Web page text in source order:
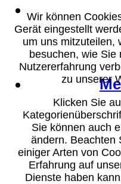
Wir können
Gerät eingestellt
um uns mitzuteilen,
besuchen, wie Sie
Nutzererfahrung
zu unserer
Klicken Sie
Sie können auch
ändern. Beachten
einiger Arten von
Erfahrung auf
Dienste haben